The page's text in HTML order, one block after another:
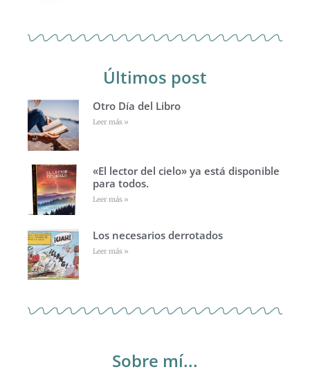
Últimos post
Otro Día del Libro
Leer más »
«El lector del cielo» ya está disponible
para todos.
Leer más »
Los necesarios derrotados
Leer más »
Sobre mí...